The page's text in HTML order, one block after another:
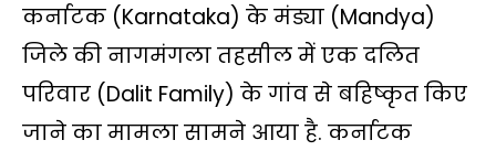
a
t
s
A
c
e
b
i
t
t
p
y
L
l
e
g
a
i
l
a
r
e
कर्नाटक (Karnataka) के मंड्या (Mandya)
जिले की नागमंगला तहसील में एक दलित
परिवार (Dalit Family) के गांव से बहिष्कृत किए
जाने का मामला सामने आया है. कर्नाटक